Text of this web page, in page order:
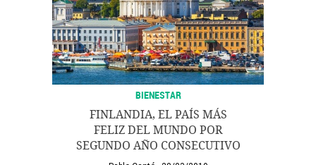
BIENESTAR
FINLANDIA, EL PAÍS MÁS
FELIZ DEL MUNDO POR
SEGUNDO AÑO CONSECUTIVO